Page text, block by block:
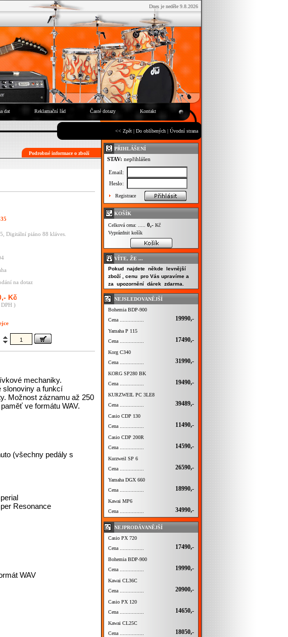
Dnes je neděle 9.8.2026
dat Reklamační řád Časté dotazy Kontakt
<< Zpět | Do oblíbených | Úvodní strana
Podrobné informace o zboží
Digitální piáno 88 kláves.
na dotaz
Kč
)
mechaniky.
slonoviny a funkcí
Možnost záznamu až 250
ve formátu WAV.
(všechny pedály s
Resonance
WAV
PŘIHLÁŠENÍ
STAV: nepřihlášen
Email:
Heslo:
Registrace
KOŠÍK
Celková cena: ..... 0,- Kč
Vyprázdnit košík
VÍTE, ŽE ...
Pokud najdete někde levnější
zboží , cenu pro Vás upravíme a
za upozornění dárek zdarma.
NEJSLEDOVANĚJŠÍ
Bohemia BDP-900
Cena ................
19990,-
Yamaha P 115
Cena ................
17490,-
Korg C340
Cena ................
31990,-
KORG SP280 BK
Cena ................
19490,-
KURZWEIL PC 3LE8
Cena ................
39489,-
Casio CDP 130
Cena ................
11490,-
Casio CDP 200R
Cena ................
14590,-
Kurzweil SP 6
Cena ................
26590,-
Yamaha DGX 660
Cena ................
18990,-
Kawai MP6
Cena ................
34990,-
NEJPRODÁVANĚJŠÍ
Casio PX 720
Cena ................
17490,-
Bohemia BDP-900
Cena ................
19990,-
Kawai CL36C
Cena ................
20900,-
Casio PX 120
Cena ................
14650,-
Kawai CL25C
Cena ................
18050,-